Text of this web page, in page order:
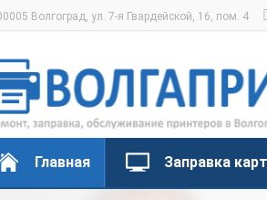
Волгоград, ул. 7-я Гвардейской, 16, пом. 4
Главная Заправка